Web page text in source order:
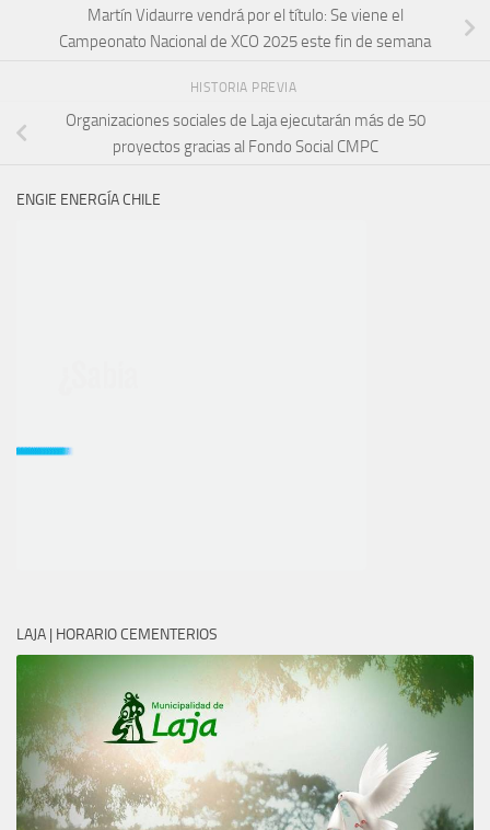
Martín Vidaurre vendrá por el título: Se viene el
Campeonato Nacional de XCO 2025 este fin de semana
HISTORIA PREVIA
Organizaciones sociales de Laja ejecutarán más de 50
proyectos gracias al Fondo Social CMPC
ENGIE ENERGÍA CHILE
LAJA | HORARIO CEMENTERIOS